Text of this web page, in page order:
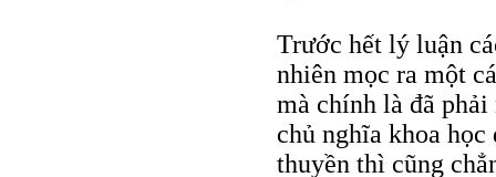
Trước hết lý luận
nhiên mọc ra một
mà chính là đã
chủ nghĩa khoa
thuyền thì cũng